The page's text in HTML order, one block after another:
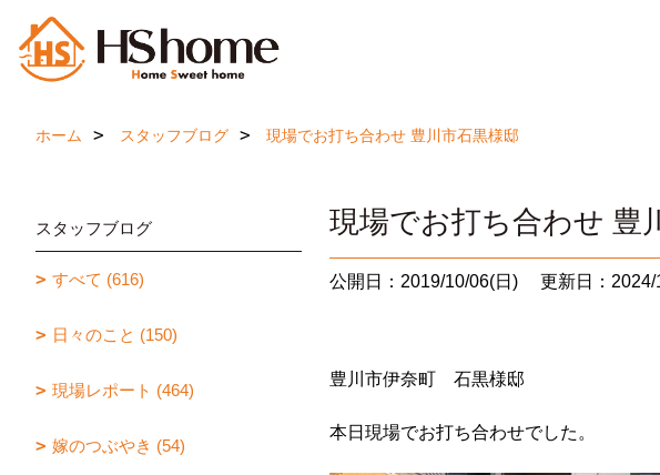
ホーム スタッフブログ 現場でお打ち合わせ 豊川市石黒様邸
現場でお打ち合わせ 豊
公開日：2019/10/06(日) 更新日：2024/
豊川市伊奈町 石黒様邸
本日現場でお打ち合わせでした。
スタッフブログ
すべて (616)
日々のこと (150)
現場レポート (464)
嫁のつぶやき (54)